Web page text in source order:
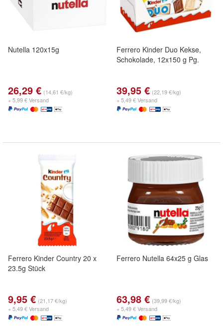
Nutella 120x15g
26,29 € (14,61 €/kg)
+ 5,99 € Versand
Ferrero Kinder Duo Kekse,
Schokolade, 12x150 g Pg.
39,95 € (22,19 €/kg)
+ 5,49 € Versand
Ferrero Kinder Country 20 x
23.5g Stück
9,95 € (21,17 €/kg)
+ 5,49 € Versand
Ferrero Nutella 64x25 g Glas
63,98 € (39,99 €/kg)
+ 5,49 € Versand